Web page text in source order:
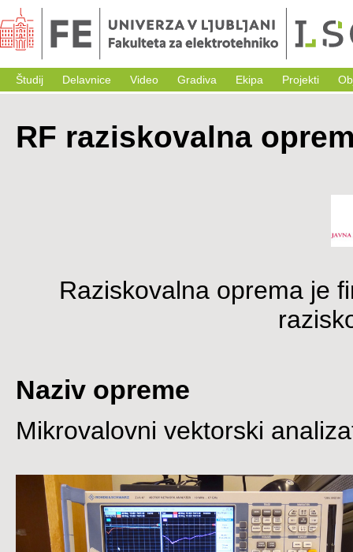
Študij Delavnice Video Gradiva Ekipa Projekti
RF raziskovalna
Raziskovalna oprema je
Naziv opreme
Mikrovalovni vektorski